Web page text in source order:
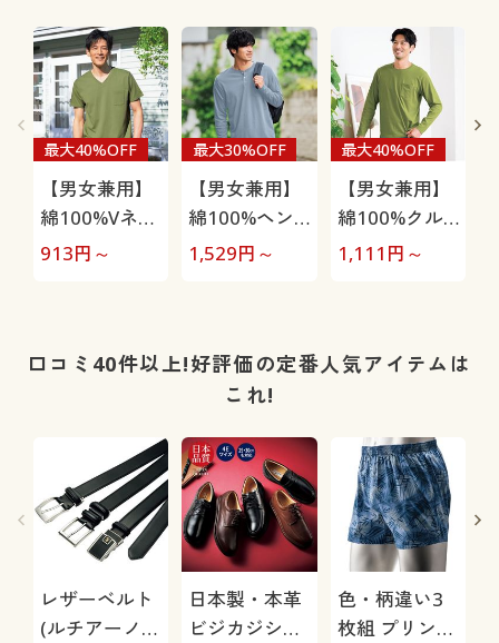
【男女兼用】
綿100%Vネッ
クTシャツ(半
最大40%OFF
913円～
【男女兼用】
綿100%ヘン
リーネックT
最大30%OFF
1,529円～
【男女兼用】
綿100%クル
ーネックTシ
最大40%OFF
1,111 円～
口コミ40件以上!好評価の定番人気アイテムは
これ!
レザーベルト
(ルチアーノ
日本製・本革
ビジカジシュ
色・柄違い3
枚組 プリント